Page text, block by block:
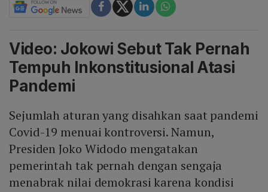
Video: Jokowi Sebut Tak Pernah
Tempuh Inkonstitusional Atasi
Pandemi
Sejumlah aturan yang disahkan saat pandemi
Covid-19 menuai kontroversi. Namun,
Presiden Joko Widodo mengatakan
pemerintah tak pernah dengan sengaja
menabrak nilai demokrasi karena kondisi